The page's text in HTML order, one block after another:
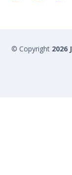
© Copyright 2026